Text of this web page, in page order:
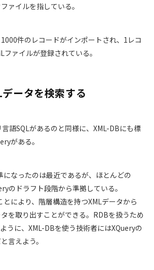
ァイルを指している。
件のレコードがインポートされ、1レコ
ファイルが登録されている。
ータを検索する
語SQLがあるのと同様に、XML-DBにも標
がある。
になったのは最近であるが、ほとんどの
のドラフト段階から準拠している。
により、階層構造を持つXMLデータから
を取り出すことができる。RDBを扱うため
うに、XML-DBを使う技術者にはXQueryの
言えよう。